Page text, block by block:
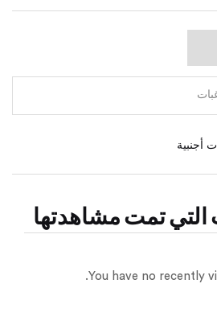
أجنبية
التي تمت مشاهدتها
You have no recently